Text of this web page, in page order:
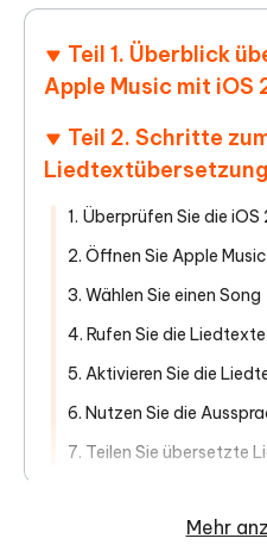
Teil 1. Überblick
Apple Music mit iOS
Teil 2. Schritte
1. Überprüfen Sie die
2. Öffnen Sie Apple Music
3. Wählen Sie einen Song
4. Rufen Sie die
5. Aktivieren Sie die
6. Nutzen Sie die
7. Teilen Sie übersetzte
26 ohne
Mehr